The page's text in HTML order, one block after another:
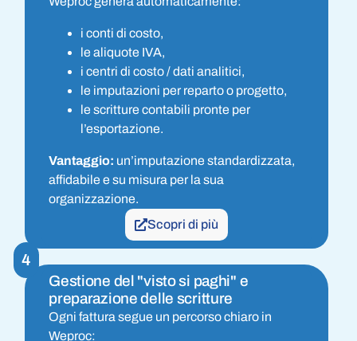
i conti di costo,
le aliquote IVA,
i centri di costo / dati analitici,
le imputazioni per reparto o progetto,
le scritture contabili pronte per
l’esportazione.
Vantaggio: un’imputazione standardizzata,
affidabile e su misura per la sua
organizzazione.
Scopri di più
4
Gestione del "visto si paghi" e
preparazione delle scritture
Ogni fattura segue un percorso chiaro in
Weproc: